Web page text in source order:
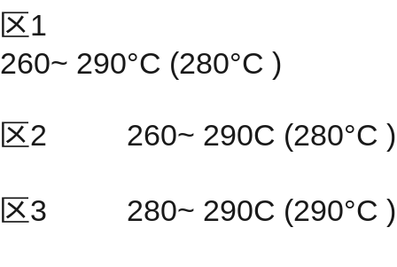
区1
260~ 290°C (280°C )
区2 260~ 290C (280°C )
区3 280~ 290C (290°C )